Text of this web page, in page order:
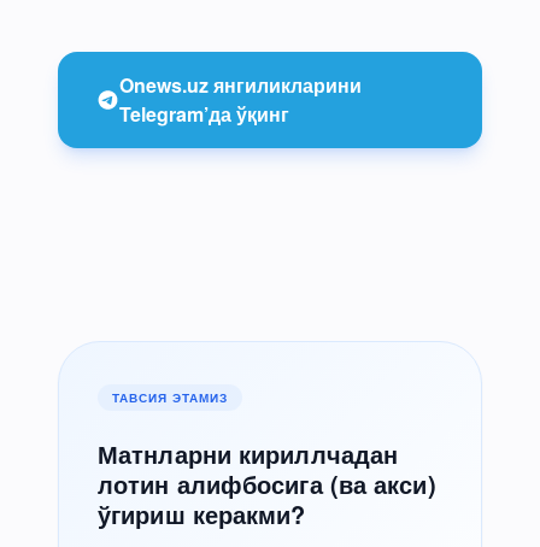
Onews.uz янгиликларини
Telegram’да ўқинг
ТАВСИЯ ЭТАМИЗ
Матнларни кириллчадан
лотин алифбосига (ва акси)
ўгириш керакми?